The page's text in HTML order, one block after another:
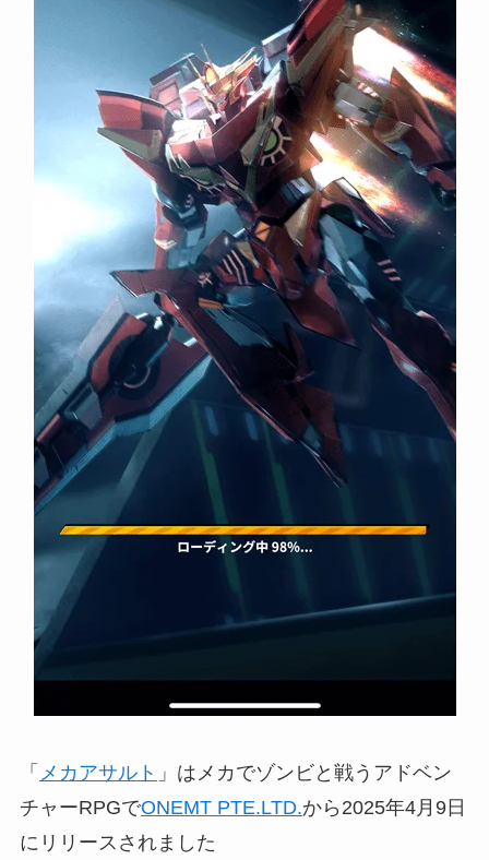
「 メカアサルト 」はメカでゾンビと戦うアドベン
チャーRPGでONEMT PTE.LTD.から2025年4月9日
にリリースされました